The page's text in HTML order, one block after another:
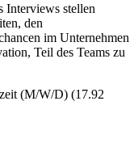
Interviews stellen
den
im Unternehmen
Teil des Teams zu
(M/W/D) (17.92